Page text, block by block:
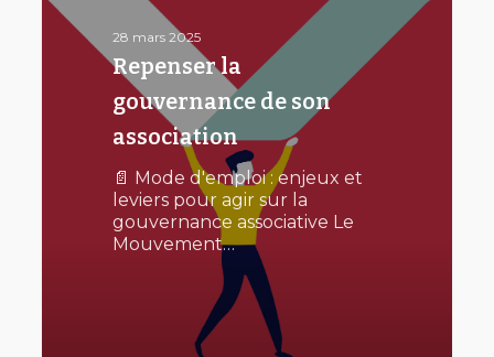
association
28 mars 2025
Repenser la
gouvernance de son
association
📄 Mode d'emploi : enjeux et
leviers pour agir sur la
gouvernance associative Le
Mouvement…